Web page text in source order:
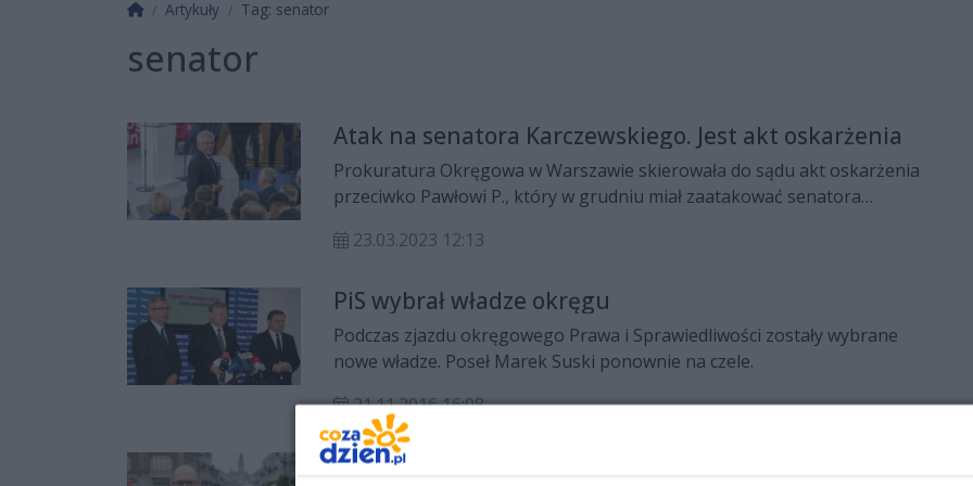
Strona główna
Artykuły Tag: senator
senator
Atak na senatora Karczewskiego. Jest akt oskarżenia
Prokuratura Okręgowa w Warszawie skierowała do sądu akt oskarżenia
przeciwko Pawłowi P., który w grudniu miał zaatakować senatora
23.03.2023 12:13
PiS wybrał władze okręgu
Podczas zjazdu okręgowego Prawa i Sprawiedliwości zostały wybrane
nowe władze. Poseł Marek Suski ponownie na czele.
21.11.2016 16:08
Adam Bielan inaczej